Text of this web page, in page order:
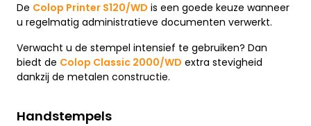
De Colop Printer S120/WD is een goede keuze wanneer
u regelmatig administratieve documenten verwerkt.
Verwacht u de stempel intensief te gebruiken? Dan
biedt de Colop Classic 2000/WD extra stevigheid
dankzij de metalen constructie.
Handstempels